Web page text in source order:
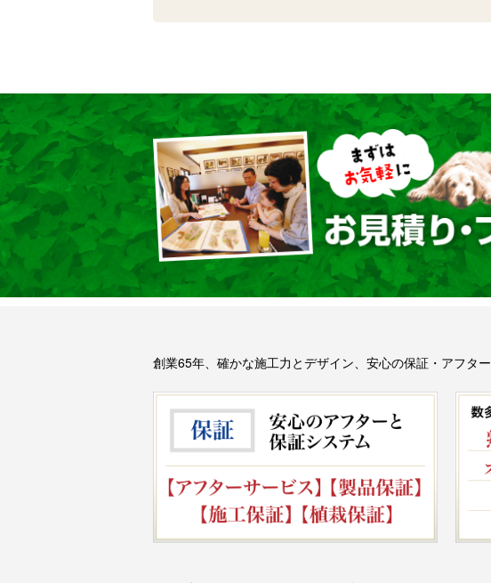
創業65年、確かな施工力とデザイン、安心の保証・アフタ